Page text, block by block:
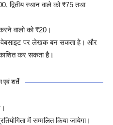
स्थान वाले को ₹75 तथा
वालो को ₹20।
वेबसाइट पर लेखक बन सकता हे। और
कर सकता है।
एवं शर्ते
में सम्मलित किया जायेगा।